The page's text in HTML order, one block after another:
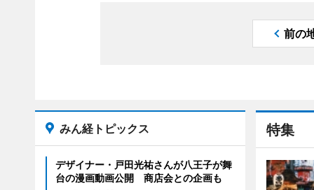
前の
特集
みん経トピックス
デザイナー・戸田光祐さんが八王子が舞
台の漫画動画公開 商店会との企画も